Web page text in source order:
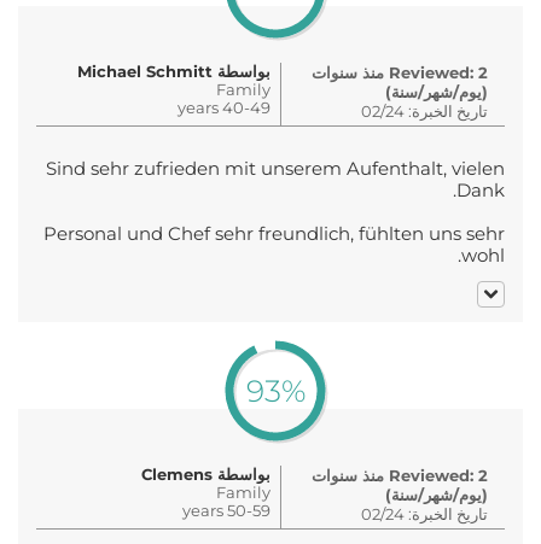
بواسطة Michael Schmitt
Family
40-49 years
Reviewed: 2 منذ سنوات
(يوم/شهر/سنة)
تاريخ الخبرة: 02/24
Sind sehr zufrieden mit unserem Aufenthalt, vielen
Dank.
Personal und Chef sehr freundlich, fühlten uns sehr
wohl.
93%
بواسطة Clemens
Family
50-59 years
Reviewed: 2 منذ سنوات
(يوم/شهر/سنة)
تاريخ الخبرة: 02/24